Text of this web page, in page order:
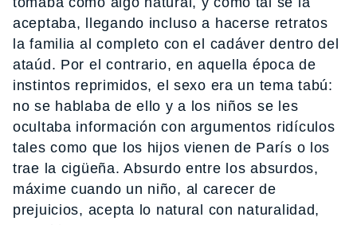
aceptaba, llegando incluso a hacerse retratos
la familia al completo con el cadáver dentro del
ataúd. Por el contrario, en aquella época de
instintos reprimidos, el sexo era un tema tabú:
no se hablaba de ello y a los niños se les
ocultaba información con argumentos ridículos
tales como que los hijos vienen de París o los
trae la cigüeña. Absurdo entre los absurdos,
máxime cuando un niño, al carecer de
prejuicios, acepta lo natural con naturalidad,